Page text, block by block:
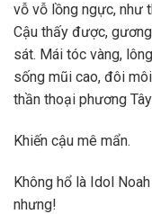
vỗ vỗ lồng ngực, như
Cậu thấy được,
sát. Mái tóc vàng,
sống mũi cao, đôi
thần thoại phương
Khiến cậu mê mẩn.
Không hổ là Idol
nhưng!